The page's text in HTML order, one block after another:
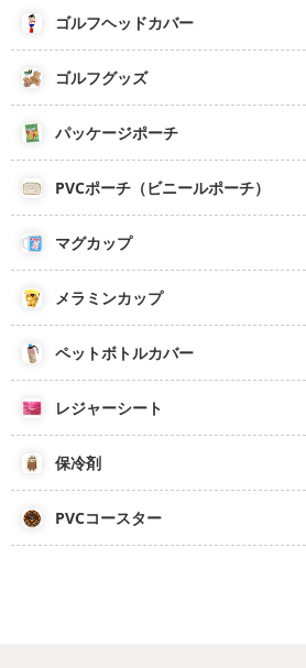
ゴルフヘッドカバー
ゴルフグッズ
パッケージポーチ
PVCポーチ（ビニールポーチ）
マグカップ
メラミンカップ
ペットボトルカバー
レジャーシート
保冷剤
PVCコースター